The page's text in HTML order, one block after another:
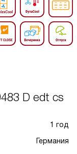
D edt cs
1 год
Германия